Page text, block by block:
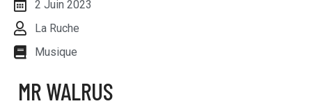
2 Juin 2023
La Ruche
Musique
MR WALRUS